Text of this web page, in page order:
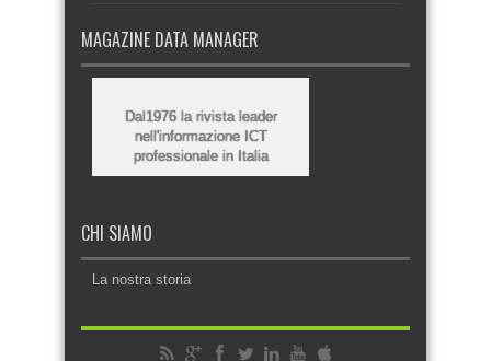
MAGAZINE DATA MANAGER
Dal1976 la rivista leader
nell'informazione ICT
professionale in Italia
CHI SIAMO
La nostra storia